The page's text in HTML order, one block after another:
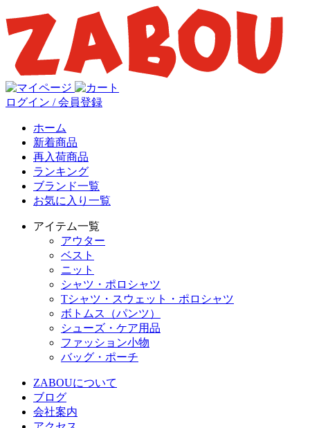
ログイン / 会員登録
ホーム
新着商品
再入荷商品
ランキング
ブランド一覧
お気に入り一覧
アイテム一覧
アウター
ベスト
ニット
シャツ・ポロシャツ
Tシャツ・スウェット・ポロシャツ
ボトムス（パンツ）
シューズ・ケア用品
ファッション小物
バッグ・ポーチ
ZABOUについて
ブログ
会社案内